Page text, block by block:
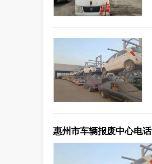
惠州市车辆报废中心电话